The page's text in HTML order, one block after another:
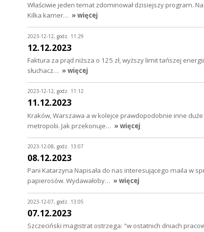
Właściwie jeden temat zdominował dzisiejszy program.
Kilka kamer… » więcej
2023-12-12, godz. 11:29
12.12.2023
Faktura za prąd niższa o 125 zł, wyższy limit tańszej
słuchacz… » więcej
2023-12-12, godz. 11:12
11.12.2023
Kraków, Warszawa a w kolejce prawdopodobnie inne
metropolii. Jak przekonuje… » więcej
2023-12-08, godz. 13:07
08.12.2023
Pani Katarzyna Napisała do nas interesującego maila w
papierosów. Wydawałoby… » więcej
2023-12-07, godz. 13:05
07.12.2023
Szczeciński magistrat ostrzega: "w ostatnich dniach